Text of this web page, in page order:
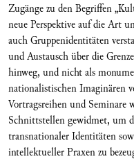
Zugänge zu den Begriffen
neue Perspektive auf die Art
auch Gruppenidentitäten
und Austausch über die
hinweg, und nicht als
nationalistischen Imaginären
Vortragsreihen und
Schnittstellen gewidmet, um
transnationaler Identitäten
intellektueller Praxen zu